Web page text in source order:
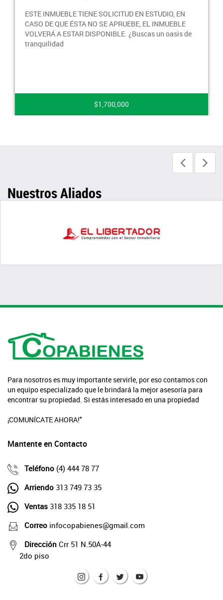
ESTE INMUEBLE TIENE SOLICITUD EN ESTUDIO, EN
CASO DE QUE ÉSTA NO SE APRUEBE, EL INMUEBLE
VOLVERÁ A ESTAR DISPONIBLE. ¿Buscas un oasis de
tranquilidad
$1,700,000
Nuestros Aliados
Para nosotros es muy importante servirle, por eso contamos con
un equipo especializado que le brindará la mejor asesoría para
encontrar su propiedad. Si estás interesado en una propiedad
¡COMUNÍCATE AHORA!"
Mantente en Contacto
Teléfono (4) 444 78 77
Arriendo 313 749 73 35
Ventas 318 335 18 51
Correo infocopabienes@gmail.com
Dirección Crr 51 N.50A-44
2do piso